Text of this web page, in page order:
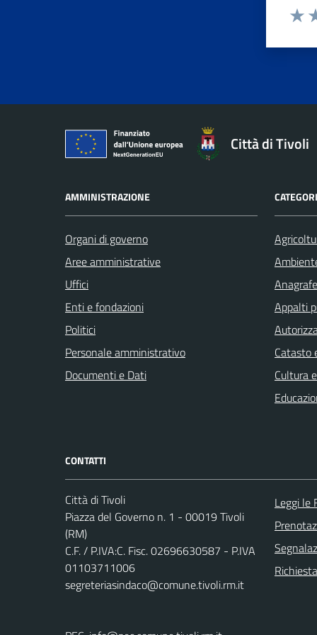
Valuta
Città di Tivoli
AMMINISTRAZIONE
Organi di governo
Aree amministrative
Uffici
Enti e fondazioni
Politici
Personale amministrativo
Documenti e Dati
Appalti
Catasto
Cultura
CONTATTI
Città di Tivoli
Piazza del Governo n. 1 - 00019 Tivoli
(RM)
C.F. / P.IVA:C. Fisc. 02696630587 - P.IVA
01103711006
segreteriasindaco@comune.tivoli.rm.it
Leggi le